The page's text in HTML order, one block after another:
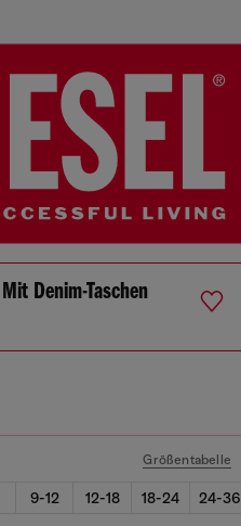
Denim-Taschen
Größentabelle
9-12 12-18 18-24 24-36